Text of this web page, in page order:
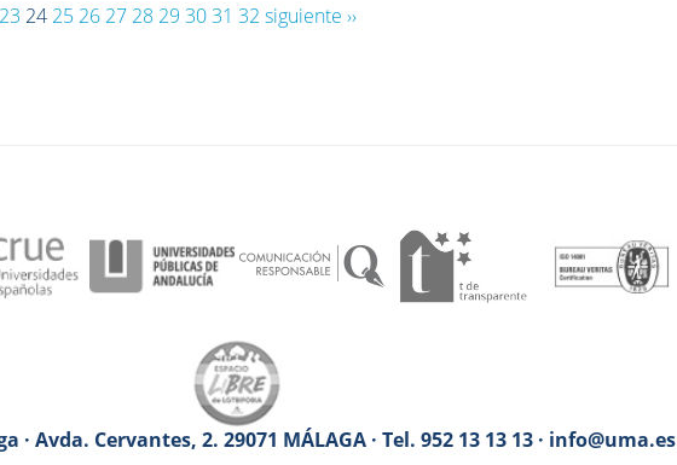
23 24 25 26 27 28 29 3031 32 siguiente ››
· Avda. Cervantes, 2. 29071 MÁLAGA · Tel. 952 13 13 13 · info@uma.es